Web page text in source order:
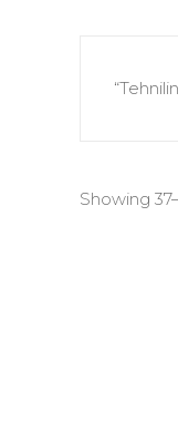
Showing